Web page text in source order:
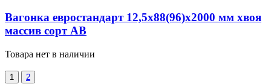
Вагонка евростандарт 12,5х88(96)х2000 мм хвоя
массив сорт АВ
Товара нет в наличии
1 2